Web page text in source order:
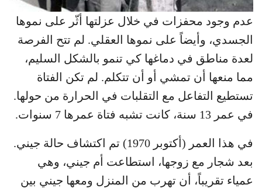
عدم وجود محفزات في خلال عزلتها أثّر على نموها
الجسدي، وأيضاً على نموها العقلي. لم تتح الفرصة
لعدة مناطق في دماغها كي تنمو بالشكل السليم،
مما منعها أن تمشي أو أن تتكلم. لم تكن الفتاة
تستطيع التفاعل مع التقلبات في الحرارة من حولها.
في عمر 13 سنة، كانت تشبه فتاة عمرها 7 سنوات.
في هذا العمر (أكتوبر 1970) تم اكتشاف حالة جيني.
بعد شجار مع زوجها، استطاعت أم جيني، وهي
عمياء تقريباً، أن تهرب من المنزل ومعها جيني بين